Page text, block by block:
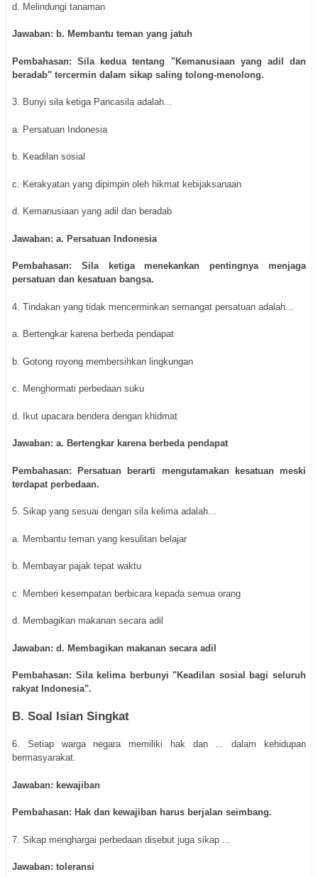
d. Melindungi tanaman
Jawaban: b. Membantu teman yang jatuh
Pembahasan: Sila kedua tentang "Kemanusiaan yang adil dan
beradab" tercermin dalam sikap saling tolong-menolong.
3. Bunyi sila ketiga Pancasila adalah...
a. Persatuan Indonesia
b. Keadilan sosial
c. Kerakyatan yang dipimpin oleh hikmat kebijaksanaan
d. Kemanusiaan yang adil dan beradab
Jawaban: a. Persatuan Indonesia
Pembahasan: Sila ketiga menekankan pentingnya menjaga
persatuan dan kesatuan bangsa.
4. Tindakan yang tidak mencerminkan semangat persatuan adalah...
a. Bertengkar karena berbeda pendapat
b. Gotong royong membersihkan lingkungan
c. Menghormati perbedaan suku
d. Ikut upacara bendera dengan khidmat
Jawaban: a. Bertengkar karena berbeda pendapat
Pembahasan: Persatuan berarti mengutamakan kesatuan meski
terdapat perbedaan.
5. Sikap yang sesuai dengan sila kelima adalah...
a. Membantu teman yang kesulitan belajar
b. Membayar pajak tepat waktu
c. Memberi kesempatan berbicara kepada semua orang
d. Membagikan makanan secara adil
Jawaban: d. Membagikan makanan secara adil
Pembahasan: Sila kelima berbunyi "Keadilan sosial bagi seluruh
rakyat Indonesia".
B. Soal Isian Singkat
6. Setiap warga negara memiliki hak dan ... dalam kehidupan
bermasyarakat.
Jawaban: kewajiban
Pembahasan: Hak dan kewajiban harus berjalan seimbang.
7. Sikap menghargai perbedaan disebut juga sikap ...
Jawaban: toleransi